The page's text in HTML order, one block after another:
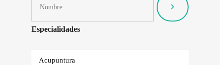
Especialidades
Acupuntura